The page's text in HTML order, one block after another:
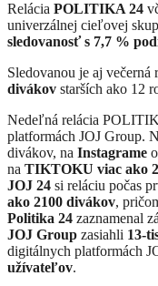
Relácia POLITIKA 24
univerzálnej cieľovej
sledovanosť s 7,7 %
Sledovanou je aj
divákov starších ako 12
Nedeľná relácia
platformách JOJ Group.
divákov, na Instagrame
na TIKTOKU viac ako
JOJ 24 si reláciu počas
ako 2100 divákov,
Politika 24 zaznamenal
JOJ Group zasiahli 13-
digitálnych platformách
užívateľov.